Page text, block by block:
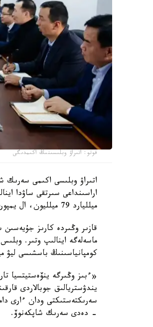
فوتو: اتىراۋ وبلىسىنىڭ اكىمدىگى
اتىراۋ وبلىسى اكىمى سەرىك
ميلليارد 79 ميلليون، ال يمپورت 163 ميلليون ا ق ش دوللارىنا جەتتى.
قازىر وڭىردە كارىز جۇيەسىن
ماسەلەگە اينالىپ وتىر.
كومپانياسىنىڭ باسشىسى
«ءبىز وڭىرگە ينۆەستيتسيا
يندۋستريالىق جوبالاردى
سەرىكتەستىكتى ودان ءارى
- دەدى سەرىك شاپكەنوۆ.